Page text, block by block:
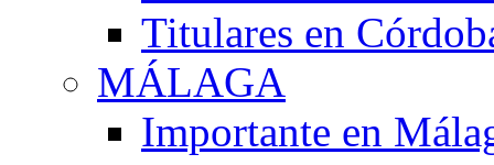
Titulares en
MÁLAGA
Importante en